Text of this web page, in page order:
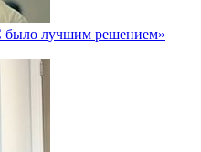
было лучшим решением»